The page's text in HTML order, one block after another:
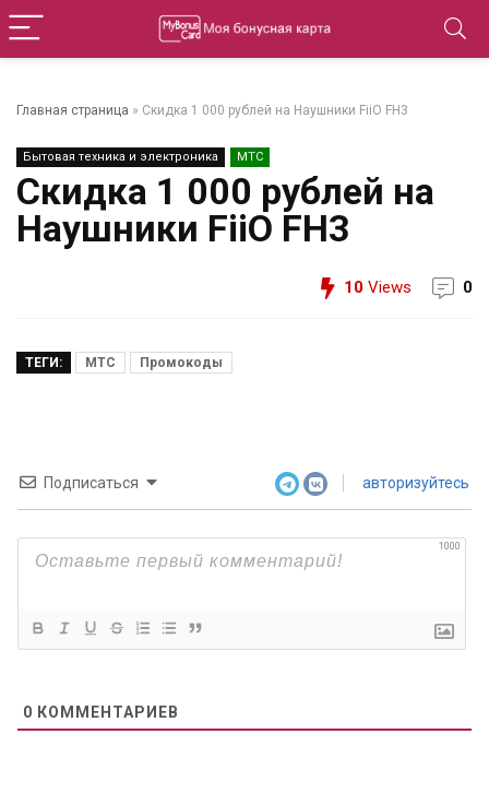
Главная страница » Скидка 1 000 рублей на Наушники FiiO FH3
Бытовая техника и электроника МТС
Скидка 1 000 рублей на
Наушники FiiO FH3
10 Views 0
ТЕГИ: МТС Промокоды
Подписаться авторизуйтесь
1000
0 КОММЕНТАРИЕВ